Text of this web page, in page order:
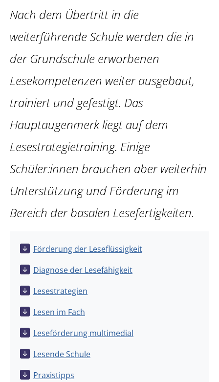
Nach dem Übertritt in die
weiterführende Schule werden die in
der Grundschule erworbenen
Lesekompetenzen weiter ausgebaut,
trainiert und gefestigt. Das
Hauptaugenmerk liegt auf dem
Lesestrategietraining. Einige
Schüler:innen brauchen aber weiterhin
Unterstützung und Förderung im
Bereich der basalen Lesefertigkeiten.
Förderung der Leseflüssigkeit
Diagnose der Lesefähigkeit
Lesestrategien
Lesen im Fach
Leseförderung multimedial
Lesende Schule
Praxistipps